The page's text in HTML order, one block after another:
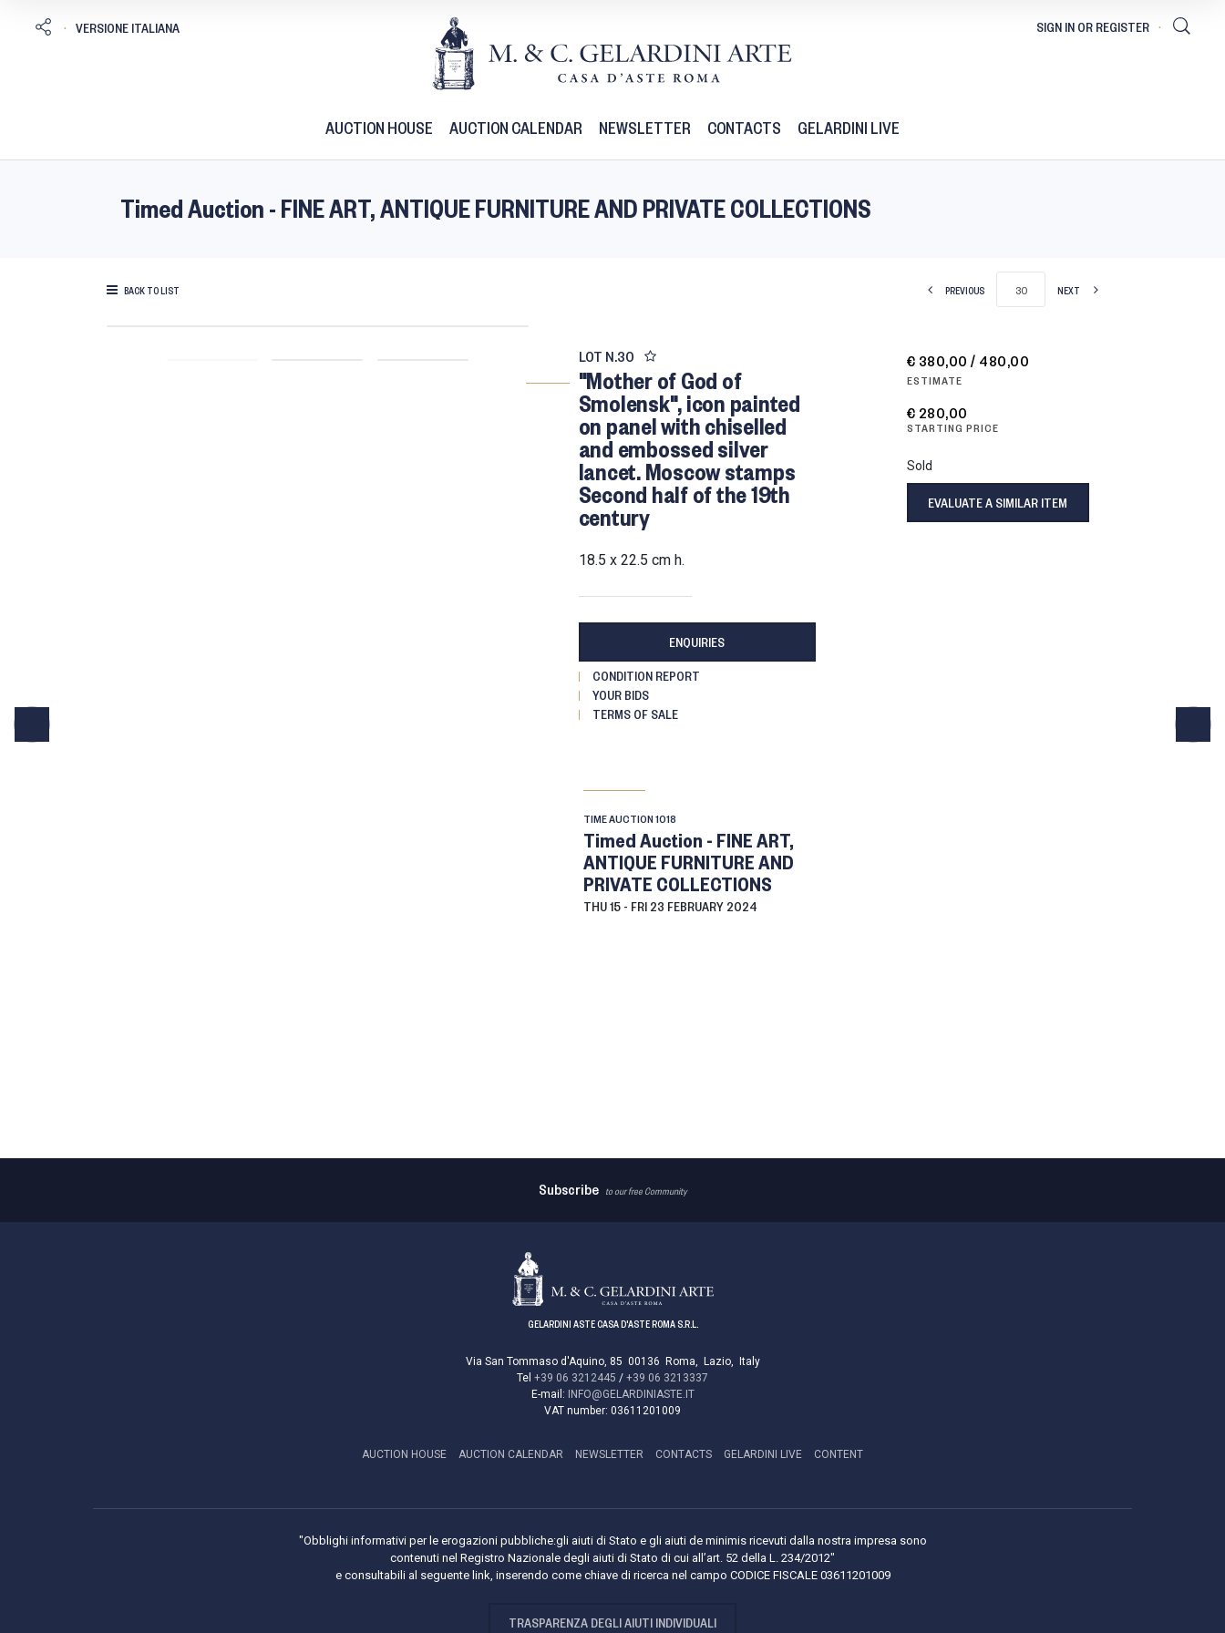
AUCTION HOUSE AUCTION CALENDAR NEWSLETTER CONTACTS GELARDINI LIVE
Timed Auction - FINE ART, ANTIQUE FURNITURE AND PRIVATE COLLECTIONS
BACK TO LIST PREVIOUS NEXT
LOT N.30
"Mother of God of
Smolensk", icon painted
on panel with chiselled
and embossed silver
lancet. Moscow stamps
Second half of the 19th
century
18.5 x 22.5 cm h.
ENQUIRIES
CONDITION REPORT
YOUR BIDS
TERMS OF SALE
TIME AUCTION1018
Timed Auction - FINE ART,
ANTIQUE FURNITURE AND
PRIVATE COLLECTIONS
THU15 - FRI23 FEBRUARY 2024
€ 380,00 / 480,00
ESTIMATE
€ 280,00
STARTING PRICE
Sold
EVALUATE A SIMILAR ITEM
Subscribe to our free Community
GELARDINI ASTE CASA D'ASTE ROMA S.R.L.
Via San Tommaso d'Aquino, 85 00136 Roma Lazio, Italy
Tel +39 06 3212445 / +39 06 3213337
E-mail: INFO@GELARDINIASTE.IT
VAT number: 03611201009
AUCTION HOUSE AUCTION CALENDAR NEWSLETTER CONTACTS GELARDINI LIVE CONTENT
"Obblighi informativi per le erogazioni pubbliche:gli aiuti di Stato e gli aiuti de minimis ricevuti dalla nostra impresa sono
contenuti nel Registro Nazionale degli aiuti di Stato di cui all’art. 52 della L. 234/2012"
e consultabili al seguente link, inserendo come chiave di ricerca nel campo CODICE FISCALE 03611201009
TRASPARENZA DEGLI AIUTI INDIVIDUALI